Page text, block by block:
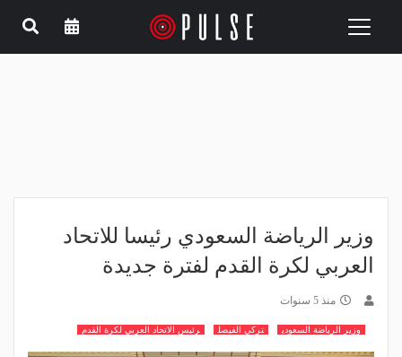
Toggle
وزير الرياضة السعودي رئيسا للاتحاد
العربي لكرة القدم لفترة جديدة
منذ 5 سنوات
وزير الرياضة السعودي تركي الفيصل رئيس الاتحاد العربي لكرة القدم